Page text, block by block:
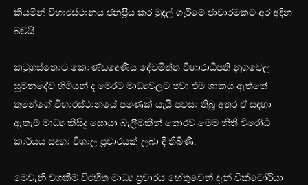
කියමින් විහාරස්ථානය ජනප්‍රිය කර මුදල් ගැරීමේ ජාවාරමකට අර අදින
බවයි.
කටුගස්තොට කොණ්ඩදෙණිය දේවමිත්ත විහාරාධිපති නුගවෙල
සුමනදේව හිමියන් ද මෙරට මාධ්‍යවලට පවා එම ශාකය ඇත්තේ
තමන්ගේ විහාරස්ථානයේ පමණක් යැයි පවසා තිබූ අතර ඒ සඳහා
ඇතැම් මාධ්‍ය කිසිදු සොයා බැලීමකින් තොරව මෙම නීති විරෝධී
කාර්යය සඳහා විශාල ප්‍රචාරයක් ලබා දී තිබිණි.
මෙවැනි වගකීම් විරහිත මාධ්‍ය ප්‍රචාරය හේතුවෙන් දැන් වික්ටෝරියා